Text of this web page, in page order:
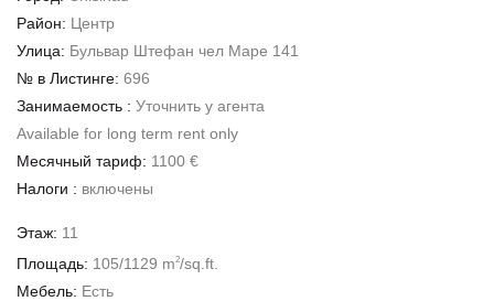
Район: Центр
Улица: Бульвар Штефан чел Маре 141
№ в Листинге: 696
Занимаемость : Уточнить у агента
Available for long term rent only
Месячный тариф: 1100 €
Налоги : включены
Этаж: 11
Площадь: 105/1129 m2/sq.ft.
Мебель: Есть